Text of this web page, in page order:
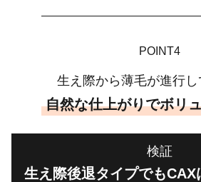
POINT4
生え際から薄毛が進行し
自然な仕上がりでボリ
検証
生え際後退タイプでもCAX